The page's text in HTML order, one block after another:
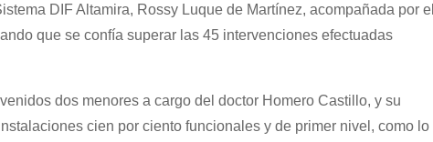
DIF Altamira, Rossy Luque de Martínez, acompañada por el
que se confía superar las 45 intervenciones efectuadas
dos menores a cargo del doctor Homero Castillo, y su
cien por ciento funcionales y de primer nivel, como lo